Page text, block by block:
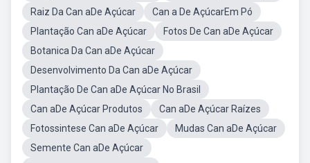
Raiz Da Can aDe Açúcar
Can a De AçúcarEm Pó
Plantação Can aDe Açúcar
Fotos De Can aDe Açúcar
Botanica Da Can aDe Açúcar
Desenvolvimento Da Can aDe Açúcar
Plantação De Can aDe Açúcar No Brasil
Can aDe Açúcar Produtos
Can aDe Açúcar Raízes
Fotossintese Can aDe Açúcar
Mudas Can aDe Açúcar
Semente Can aDe Açúcar